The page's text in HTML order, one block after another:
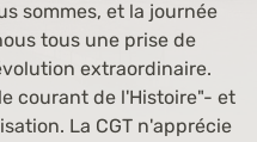
sommes, et la journée
tous une prise de
extraordinaire.
courant de l'Histoire"- et
La CGT n'apprécie